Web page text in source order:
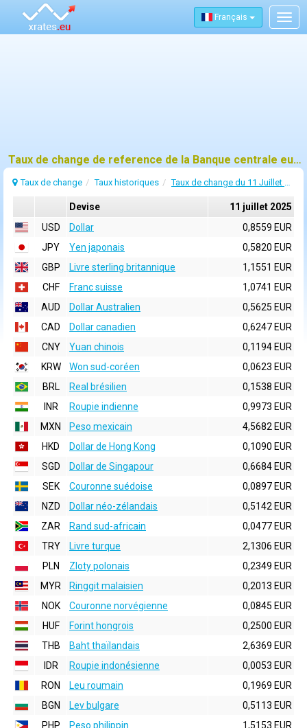
Français
Taux de change de reference de la Banque centrale europeenne (BCE) pour 11 juillet 2025
Taux de change Taux historiques Taux de change du 11 Juillet 2025
Devise
11 juillet 2025
USD
Dollar
0,8559 EUR
JPY
Yen japonais
0,5820 EUR
GBP
Livre sterling britannique
1,1551 EUR
CHF
Franc suisse
1,0741 EUR
AUD
Dollar Australien
0,5625 EUR
CAD
Dollar canadien
0,6247 EUR
CNY
Yuan chinois
0,1194 EUR
KRW
Won sud-coréen
0,0623 EUR
BRL
Real brésilien
0,1538 EUR
INR
Roupie indienne
0,9973 EUR
MXN
Peso mexicain
4,5682 EUR
HKD
Dollar de Hong Kong
0,1090 EUR
SGD
Dollar de Singapour
0,6684 EUR
SEK
Couronne suédoise
0,0897 EUR
NZD
Dollar néo-zélandais
0,5142 EUR
ZAR
Rand sud-africain
0,0477 EUR
TRY
Livre turque
2,1306 EUR
PLN
Zloty polonais
0,2349 EUR
MYR
Ringgit malaisien
0,2013 EUR
NOK
Couronne norvégienne
0,0845 EUR
HUF
Forint hongrois
0,2500 EUR
THB
Baht thaïlandais
2,6369 EUR
IDR
Roupie indonésienne
0,0053 EUR
RON
Leu roumain
0,1969 EUR
BGN
Lev bulgare
0,5113 EUR
PHP
Peso philippin
1,5153 EUR